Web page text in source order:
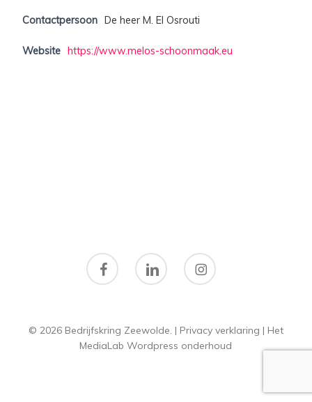
Contactpersoon De heer M. El Osrouti
Website https://www.melos-schoonmaak.eu
facebook linkedin instagram
© 2026 Bedrijfskring Zeewolde. | Privacy verklaring | Het
MediaLab Wordpress onderhoud